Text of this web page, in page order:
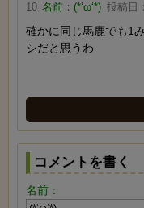
10 名前： (*‘ω‘*) 投稿日：
確かに同じ馬鹿でも1
シだと思うわ
コメントを書く
名前：